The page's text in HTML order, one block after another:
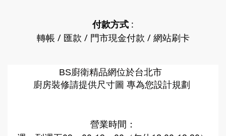
付款方式 :
轉帳 / 匯款 / 門市現金付款 / 網站刷卡
BS廚衛精品網位於台北市
廚房裝修請提供尺寸圖 專為您設計規劃
營業時間：